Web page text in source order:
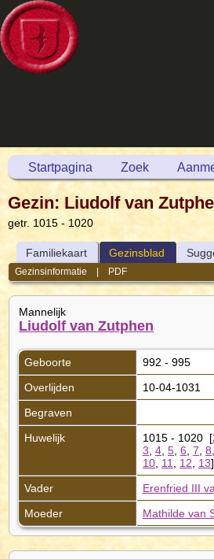
Startpagina Zoek
Gezin: Liudolf van
getr. 1015 - 1020
Familiekaart Gezinsblad
Gezinsinformatie PDF
Mannelijk
Liudolf van Zutphen
Geboorte
992 - 995
Overlijden
10-04-1031
Begraven
Huwelijk
1015 - 1020 [
3 4 5 6 7 8
10 11 12 13]
Vader
Erenfried III
Moeder
Mathilde van